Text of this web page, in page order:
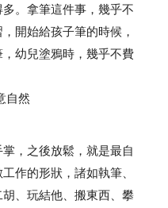
。拿筆這件事，幾乎不
開始給孩子筆的時候，
幼兒塗鴉時，幾乎不費
自然
，之後放鬆，就是最自
作的形狀，諸如執筆、
、玩結他、搬東西、攀